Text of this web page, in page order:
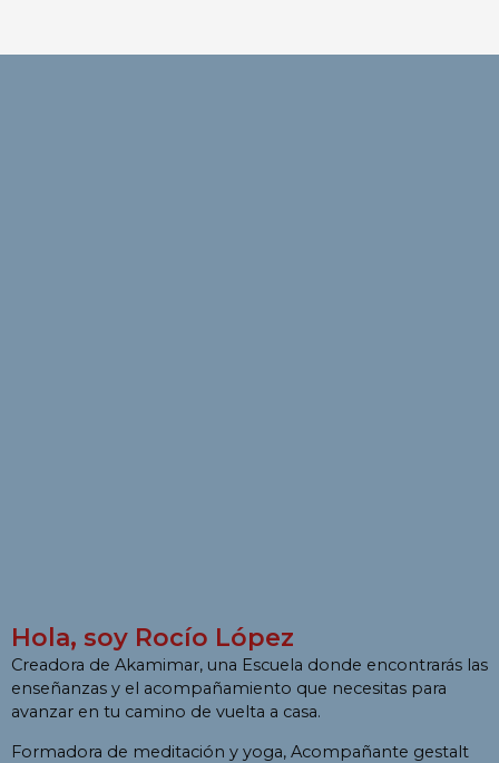
Hola, soy Rocío López
Creadora de Akamimar, una Escuela donde encontrarás las
enseñanzas y el acompañamiento que necesitas para
avanzar en tu camino de vuelta a casa.
Formadora de meditación y yoga, Acompañante gestalt